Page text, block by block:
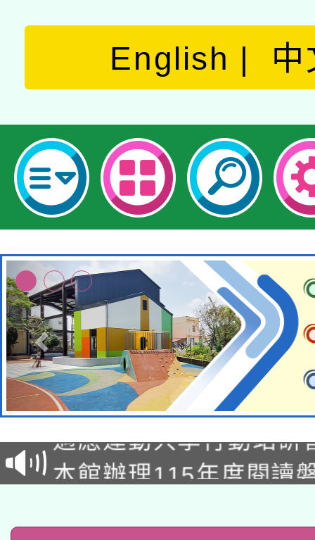
English 中
本校115學年度第2次
招)
本館辦理115年度閱讀
A3數位素養講師名單